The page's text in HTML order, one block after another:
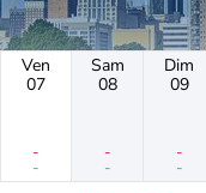
Ven
07
-
-
Sam
08
-
-
Dim
09
-
-